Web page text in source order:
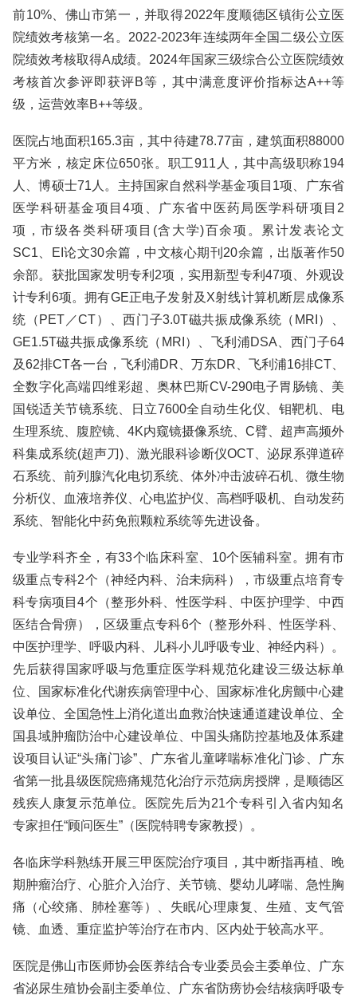
前10%、佛山市第一，并取得2022年度顺德区镇街公立医
院绩效考核第一名。2022-2023年连续两年全国二级公立医
院绩效考核取得A成绩。2024年国家三级综合公立医院绩效
考核首次参评即获评B等，其中满意度评价指标达A++等
级，运营效率B++等级。
医院占地面积165.3亩，其中待建78.77亩，建筑面积88000
平方米，核定床位650张。职工911人，其中高级职称194
人、博硕士71人。主持国家自然科学基金项目1项、广东省
医学科研基金项目4项、广东省中医药局医学科研项目2
项，市级各类科研项目(含大学)百余项。累计发表论文
SC1、EI论文30余篇，中文核心期刊20余篇，出版著作50
余部。获批国家发明专利2项，实用新型专利47项、外观设
计专利6项。拥有GE正电子发射及X射线计算机断层成像系
统（PET／CT）、西门子3.0T磁共振成像系统（MRI）、
GE1.5T磁共振成像系统（MRI）、飞利浦DSA、西门子64
及62排CT各一台，飞利浦DR、万东DR、飞利浦16排CT、
全数字化高端四维彩超、奥林巴斯CV-290电子胃肠镜、美
国锐适关节镜系统、日立7600全自动生化仪、钼靶机、电
生理系统、腹腔镜、4K内窥镜摄像系统、C臂、超声高频外
科集成系统(超声刀)、激光眼科诊断仪OCT、泌尿系弹道碎
石系统、前列腺汽化电切系统、体外冲击波碎石机、微生物
分析仪、血液培养仪、心电监护仪、高档呼吸机、自动发药
系统、智能化中药免煎颗粒系统等先进设备。
专业学科齐全，有33个临床科室、10个医辅科室。拥有市
级重点专科2个（神经内科、治未病科），市级重点培育专
科专病项目4个（整形外科、性医学科、中医护理学、中西
医结合骨痹），区级重点专科6个（整形外科、性医学科、
中医护理学、呼吸内科、儿科小儿呼吸专业、神经内科）。
先后获得国家呼吸与危重症医学科规范化建设三级达标单
位、国家标准化代谢疾病管理中心、国家标准化房颤中心建
设单位、全国急性上消化道出血救治快速通道建设单位、全
国县域肿瘤防治中心建设单位、中国头痛防控基地及体系建
设项目认证“头痛门诊”、广东省儿童哮喘标准化门诊、广东
省第一批县级医院癌痛规范化治疗示范病房授牌，是顺德区
残疾人康复示范单位。医院先后为21个专科引入省内知名
专家担任“顾问医生”（医院特聘专家教授）。
各临床学科熟练开展三甲医院治疗项目，其中断指再植、晚
期肿瘤治疗、心脏介入治疗、关节镜、婴幼儿哮喘、急性胸
痛（心绞痛、肺栓塞等）、失眠/心理康复、生殖、支气管
镜、血透、重症监护等治疗在市内、区内处于较高水平。
医院是佛山市医师协会医养结合专业委员会主委单位、广东
省泌尿生殖协会副主委单位、广东省防痨协会结核病呼吸专